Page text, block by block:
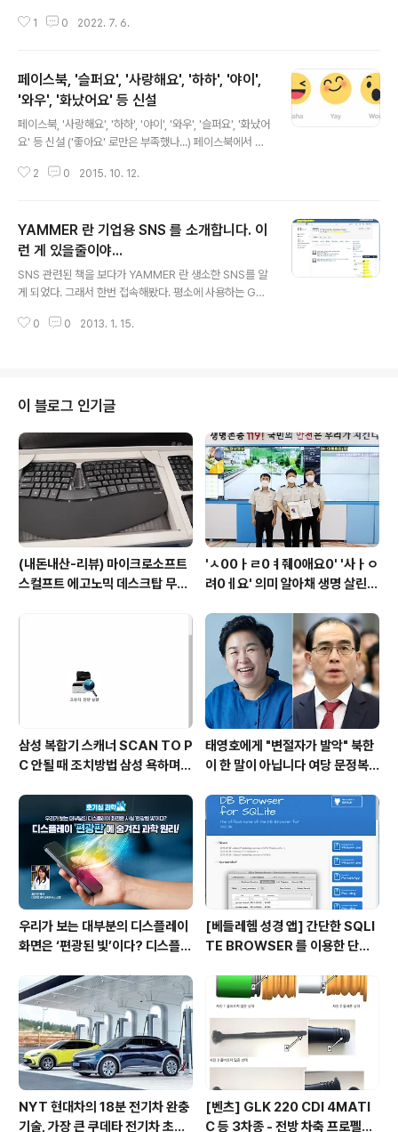
택해야 하는 상황이라 본다. 개인적으로는 원스토어나 다
톡 검색
다. [설치]구글 플레이에서 카카오톡 최신버전 업데이트가
니다. 모바일을 웹을 통해 '다음' 포털에서 카카오톡을 검색
하시어 최신버전 카카오톡을 설치할 수 있습니다. 설치하
기 위 설치하기를 클릭해서 다운로드 하면 된다. 안타깝지
만 자동으로 설치되는 것이 아니라 '다운로드' 폴더로 이동
해서 apk 파일을 선택해서 실행해야 하는 것이다. Kakao
Talk-9.8.6-202206300627.apk 버전이 나온다. 현재
1 0 2022. 7. 6.
페이스북, '슬퍼요', '사랑해요', '하하', '야이',
'와우', '화났어요' 등 신설
페이스북, '사랑해요', '하하', '야이', '와우', '슬퍼요', '화났어
요' 등 신설 ('좋아요' 로만은 부족했나...) 페이스북에서 이
좋아요는 그 의미가 여러가지를 내포하고 있었고,그걸로
도 있을 것이다.난 후자다. 이젠 고민해야 한다.이미 밴드에
서 고민했던 거랑 같다.뭐라고 말해야 할지 고민했다. 이젠
페북에서 더 고민해야한다니... 페이스북, '슬퍼요' 등 신
설…어떻게 만들었나2015-10-12 사회학자 자문 거쳐…
외에 다른 감정도 표현할 수 있게 될 전망이다. ..
2 0 2015. 10. 12.
YAMMER 란 기업용 SNS 를 소개합니다. 이
런 게 있을줄이야...
SNS 관련된 책을 보다가 YAMMER 란 생소한 SNS를 알
게 되었다. 그래서 한번 접속해봤다. 평소에 사용하는 GM
메일이 아닌 것 같다는 메시지를 뱉었다. 순식간에 사라져
먼저 보여드린다. 뭐 모양새는 그저 그렇다. 로그인해보니,
한글로 바꾸는 게 있어서 냉큼 바꿔서 캡쳐했다. 이 회사는
나의 존재를 잘 모르고, 나도 그들을 잘 모르기 때문에 친구
는 없다.... 옆에 나오는 몇몇 친구들은 내 친구가 아니다. 일
면식도 없는 친구들이지만 개인정보 보호를 위..
0 0 2013. 1. 15.
이 블로그 인기글
(내돈내산-리뷰) 마이크로소프트
스컬프트 에고노믹 데스크탑 무선
고가의 무선키보드세트 3in1, 만
'ㅅ00ㅏㄹ0ㅕ줴0애요0' '사ㅏㅇ
려0ㅔ요' 의미 알아채 생명 살린
살려 뿌듯, 당연한 일 업무에 자긍
심 모든 재난 상황 선봉 119 종합
상황실 요원들
삼성 복합기 스캐너 SCAN TO P
C 안될 때 조치방법 삼성 욕하며
0 에서 스캔 실패하고 나서 처리함
태영호에게 "변절자가 발악" 북한
이 한 말이 아닙니다 여당 문정복
우리가 보는 대부분의 디스플레이
화면은 ‘편광된 빛’이다? 디스플레
[베들레헴 성경 앱] 간단한 SQLI
TE BROWSER 를 이용한 단어
NYT 현대차의 18분 전기차 완충
기술, 가장 큰 쿠데타 전기차 초스
[벤츠] GLK 220 CDI 4MATI
C 등 3차종 - 전방 차축 프로펠러